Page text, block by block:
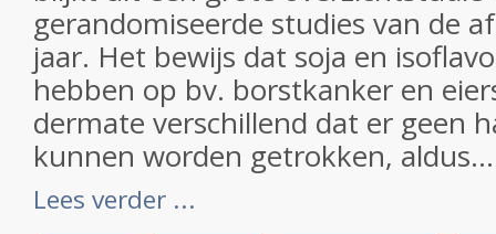
gerandomiseerde studies van de
jaar. Het bewijs dat soja en
hebben op bv. borstkanker en
dermate verschillend dat er geen
kunnen worden getrokken, aldus...
Lees verder ...